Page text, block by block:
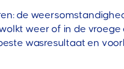
de
weer of in de
wasresultaat en